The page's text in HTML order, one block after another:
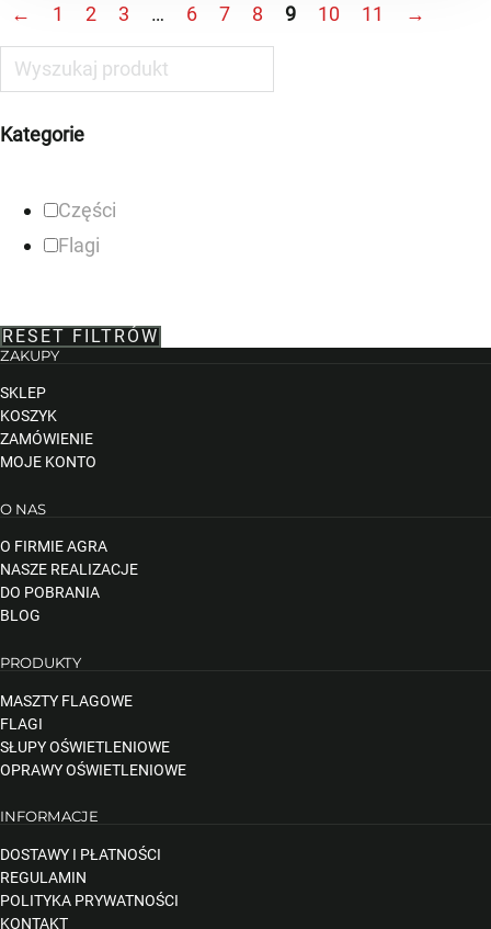
Kategorie
Części
Flagi
RESET FILTRÓW
← 1 2 3 … 6 7 8 9 10 11 →
ZAKUPY
SKLEP
KOSZYK
ZAMÓWIENIE
MOJE KONTO
O NAS
O FIRMIE AGRA
NASZE REALIZACJE
DO POBRANIA
BLOG
PRODUKTY
MASZTY FLAGOWE
FLAGI
SŁUPY OŚWIETLENIOWE
OPRAWY OŚWIETLENIOWE
INFORMACJE
DOSTAWY I PŁATNOŚCI
REGULAMIN
POLITYKA PRYWATNOŚCI
KONTAKT